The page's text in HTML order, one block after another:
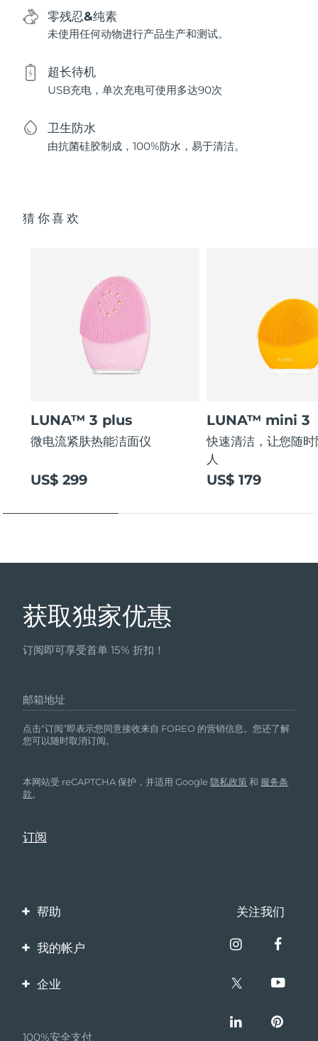
零残忍&纯素
未使用任何动物进行产品生产和测试。
超长待机
USB充电，单次充电可使用多达90次
卫生防水
由抗菌硅胶制成，100%防水，易于清洁。
猜你喜欢
LUNA™ 3 plus
微电流紧肤热能洁面仪
US$ 299
LUNA™ mini 3
快速清洁，让您随
人
US$ 179
获取独家优惠
订阅即可享受首单 15% 折扣！
邮箱地址
点击“订阅”即表示您同意接收来自 FOREO 的营销信息。您还了解
您可以随时取消订阅。
本网站受 reCAPTCHA 保护，并适用 Google隐私政策 和 服务条
款。
帮助
联系我们
关注我们
我的帐户
产品注册
企业
100%安全支付